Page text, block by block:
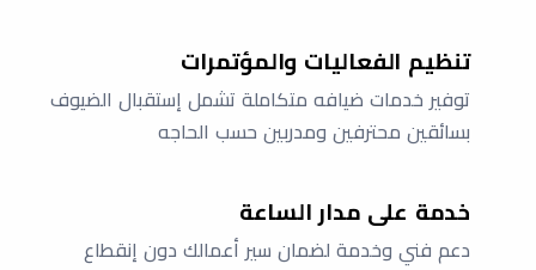
تنظيم الفعاليات والمؤتمرات
توفير خدمات ضيافه متكاملة تشمل إستقبال الضيوف
بسائقين محترفين ومدربين حسب الحاجه
خدمة على مدار الساعة
دعم فني وخدمة لضمان سير أعمالك دون إنقطاع